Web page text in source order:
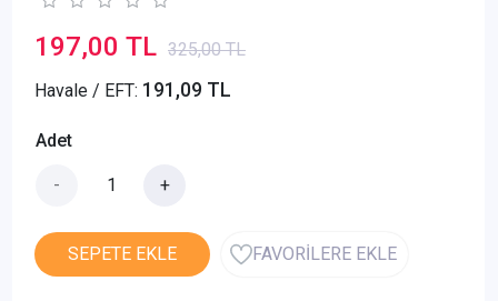
197,00 TL 325,00 TL
Havale / EFT: 191,09 TL
Adet
- +
SEPETE EKLE FAVORİLERE EKLE